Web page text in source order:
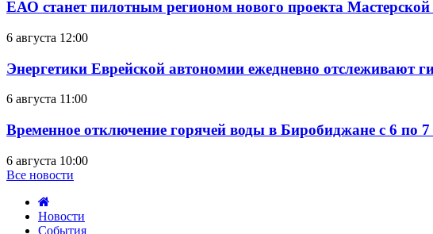
ЕАО станет пилотным регионом нового проекта
6 августа 12:00
Энергетики Еврейской автономии ежедневно отслеживают
6 августа 11:00
Временное отключение горячей воды в Биробиджане с 6 по 7
6 августа 10:00
Все новости
Новости
События